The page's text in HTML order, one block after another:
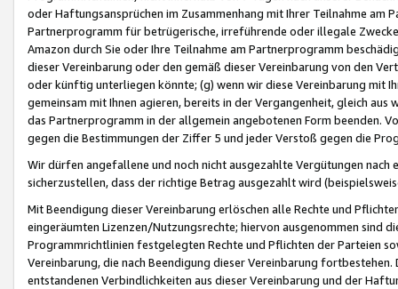
oder Haftungsansprüchen im Zusammenhang mit Ihrer Teilnahme am
Partnerprogramm für betrügerische, irreführende oder illegale
Amazon durch Sie oder Ihre Teilnahme am Partnerprogramm
dieser Vereinbarung oder den gemäß dieser Vereinbarung von den
oder künftig unterliegen könnte; (g) wenn wir diese Vereinbarung mit
gemeinsam mit Ihnen agieren, bereits in der Vergangenheit, gleich
das Partnerprogramm in der allgemein angebotenen Form beenden.
gegen die Bestimmungen der Ziffer 5 und jeder Verstoß gegen die
Wir dürfen angefallene und noch nicht ausgezahlte Vergütungen
sicherzustellen, dass der richtige Betrag ausgezahlt wird
Mit Beendigung dieser Vereinbarung erlöschen alle Rechte und
eingeräumten Lizenzen/Nutzungsrechte; hiervon ausgenommen sind
Programmrichtlinien festgelegten Rechte und Pflichten der Parteien
Vereinbarung, die nach Beendigung dieser Vereinbarung
entstandenen Verbindlichkeiten aus dieser Vereinbarung und der